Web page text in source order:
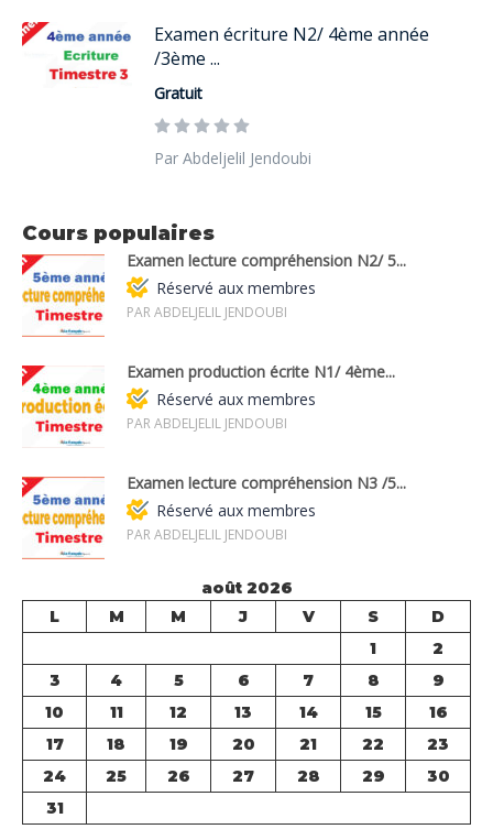
Examen écriture N2/ 4ème année
/3ème ...
Gratuit
Par Abdeljelil Jendoubi
Cours populaires
Examen lecture compréhension N2/ 5...
Réservé aux membres
PAR ABDELJELIL JENDOUBI
Examen production écrite N1/ 4ème...
Réservé aux membres
PAR ABDELJELIL JENDOUBI
Examen lecture compréhension N3 /5...
Réservé aux membres
PAR ABDELJELIL JENDOUBI
août 2026
L
M M J V S
D
1
2
3
4 5 6 7 8
9
10
11 12 13 14 15
16
17
18 19 20 21 22
23
24
25 26 27 28 29
30
31